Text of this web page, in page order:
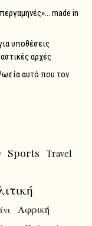
made in
υποθέσεις
αρχές
αυτό που τον
Sports Travel
Αφρική